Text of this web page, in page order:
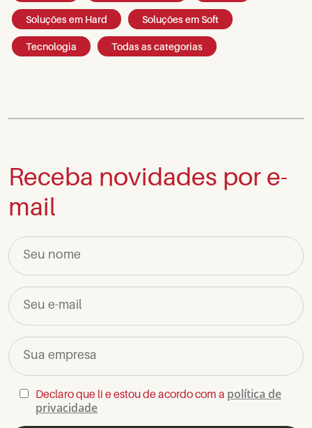
Soluções em Hard Soluções em Soft
Tecnologia Todas as categorias
Receba novidades por e-
mail
Seu nome
Seu e-mail
Sua empresa
Declaro que li e estou de acordo com a política de
privacidade